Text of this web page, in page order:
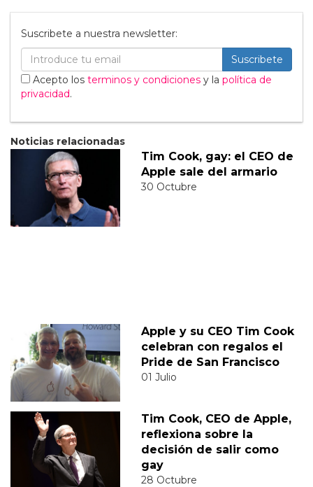
Suscribete a nuestra newsletter:
Suscribete
Acepto los terminos y condiciones y la política de
privacidad.
Noticias relacionadas
Tim Cook, gay: el CEO de
Apple sale del armario
30 Octubre
Apple y su CEO Tim Cook
celebran con regalos el
Pride de San Francisco
01 Julio
Tim Cook, CEO de Apple,
reflexiona sobre la
decisión de salir como
gay
28 Octubre